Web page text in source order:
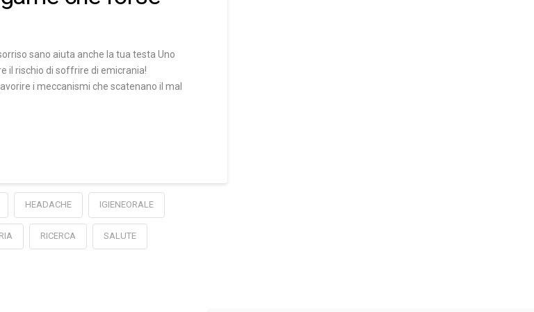
sano aiuta anche la tua testa Uno
il rischio di soffrire di emicrania!
i meccanismi che scatenano il mal
HEADACHE IGIENEORALE
RICERCA SALUTE